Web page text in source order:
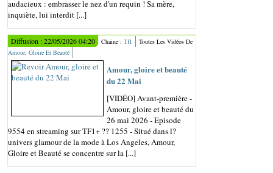
audacieux : embrasser le nez d'un requin ! Sa mère,
inquiète, lui interdit [...]
Diffusion : 22/05/2026 04:20 Chaine : Tf1
Toutes Les Vidéos De
Amour, Gloire Et Beauté
Amour, gloire et beauté
du 22 Mai
[VIDÉO] Avant-première -
Amour, gloire et beauté du
26 mai 2026 - Episode
9554 en streaming sur TF1+ ?? 1255 - Situé dans l?
univers glamour de la mode à Los Angeles, Amour,
Gloire et Beauté se concentre sur la [...]